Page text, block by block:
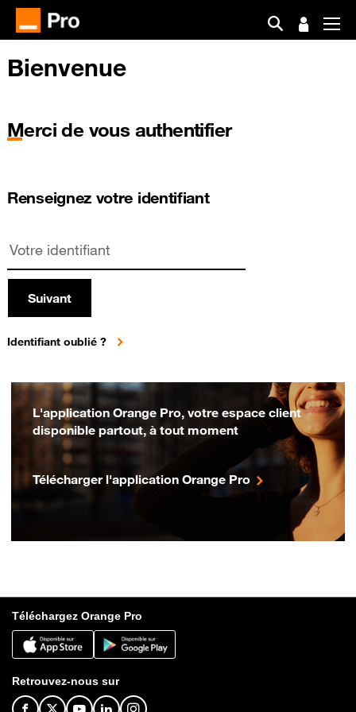
Bienvenue
Merci de vous authentifier
Renseignez votre identifiant
Suivant
Identifiant oublié ?
L'application Orange Pro, votre espace client
disponible partout, à tout moment
Télécharger l'application Orange Pro
Téléchargez Orange Pro
Retrouvez-nous sur